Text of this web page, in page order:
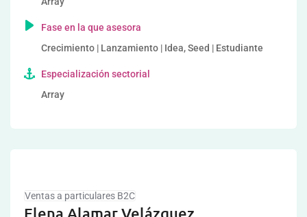
Fase en la que asesora
Crecimiento | Lanzamiento | Idea, Seed | Estudiante
Especialización sectorial
Array
Ventas a particulares B2C
Elena Alamar Velázquez